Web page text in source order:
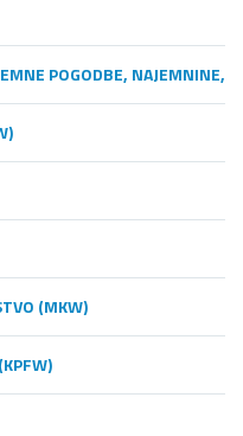
POGODBE, NAJEMNINE,…
(MKW)